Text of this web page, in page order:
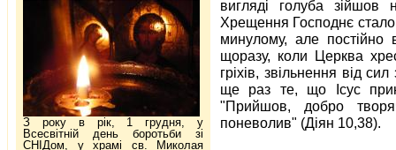
вигляді голуба
Хрещення Господнє
минулому, але постійно
щоразу, коли Церква
гріхів, звільнення від
ще раз те, що Ісус
"Прийшов, добро
поневолив" (Діян 10,38).
З року в рік, 1 грудня, у
Всесвітній день боротьби зі
СНІДом, у храмі св. Миколая